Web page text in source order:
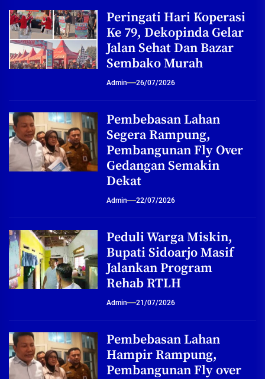
Peringati Hari Koperasi
Ke 79, Dekopinda Gelar
Jalan Sehat Dan Bazar
Sembako Murah
Admin 26/07/2026
Pembebasan Lahan
Segera Rampung,
Pembangunan Fly Over
Gedangan Semakin
Dekat
Admin 22/07/2026
Peduli Warga Miskin,
Bupati Sidoarjo Masif
Jalankan Program
Rehab RTLH
Admin 21/07/2026
Pembebasan Lahan
Hampir Rampung,
Pembangunan Fly over